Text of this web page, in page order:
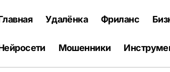
Удалёнка Фриланс
Мошенники